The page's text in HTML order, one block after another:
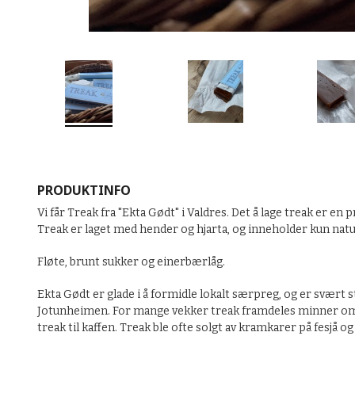
PRODUKTINFO
Vi får Treak fra "Ekta Gødt" i Valdres. Det å lage treak er
Treak er laget med hender og hjarta, og inneholder kun
Fløte, brunt sukker og einerbærlåg.
Ekta Gødt er glade i å formidle lokalt særpreg, og er svært
Jotunheimen. For mange vekker treak framdeles minner
treak til kaffen. Treak ble ofte solgt av kramkarer på fesjå